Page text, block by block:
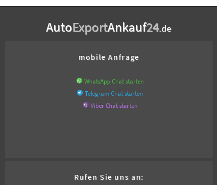
AutoExportAnkauf24.de
mobile Anfrage
WhatsApp Chat starten
Telegram Chat starten
Viber Chat starten
Rufen Sie uns an: